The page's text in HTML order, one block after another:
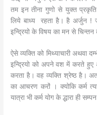
तम इन तीना गुणो से युक्त
लिये बाध्य रहता है। है अर्जुन !
इन्द्रियो के विषय का मन से चिन्तन
ऐसे व्यक्ति को मिथ्याचारी अथवा
इन्द्रियो को अपने वश में करते हुए
करता है। वह व्यक्ति श्रेष्ठ है।
का आचरण करों । क्योकि कर्म
यात्रा भी कर्म योग के द्धारा ही